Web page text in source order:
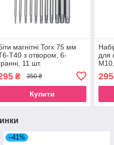
магнітні Torx 75 мм
Т40 з отвором, 6-
11 шт.
₴ 350 ₴
Купити
для
295
–41%